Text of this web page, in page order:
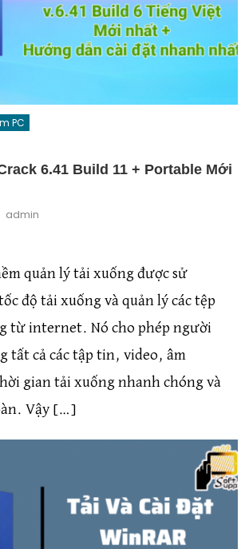
PC
6.41 Build 11 + Portable Mới
Author
admin
quản lý tải xuống được sử
độ tải xuống và quản lý các tệp
từ internet. Nó cho phép người
tất cả các tập tin, video, âm
gian tải xuống nhanh chóng và
Vậy […]